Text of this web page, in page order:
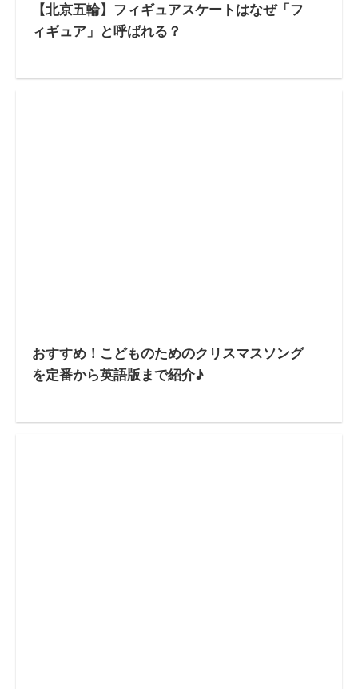
【北京五輪】フィギュアスケートはなぜ「フ
ィギュア」と呼ばれる？
おすすめ！こどものためのクリスマスソング
を定番から英語版まで紹介♪